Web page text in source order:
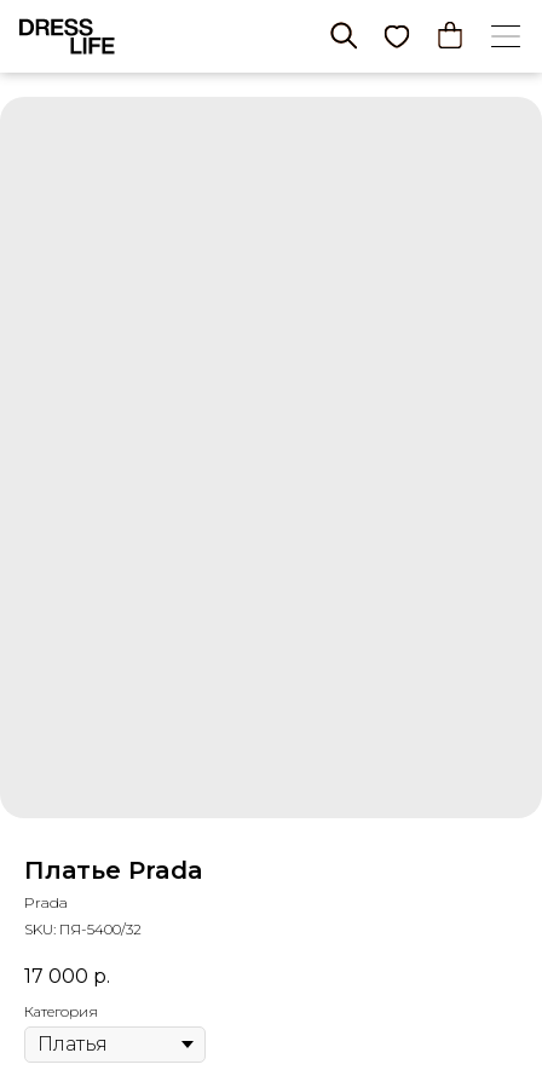
Платье Prada
Prada
SKU: ПЯ-5400/32
17 000 р.
Категория